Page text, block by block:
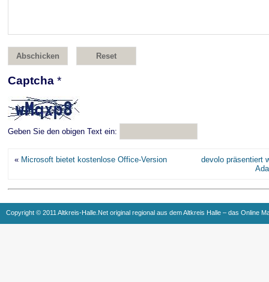
Captcha *
Geben Sie den obigen Text ein:
« Microsoft bietet kostenlose Office-Version
devolo präsentiert
Copyright © 2011 Altkreis-Halle.Net original regional aus dem Altkreis Halle – das Online